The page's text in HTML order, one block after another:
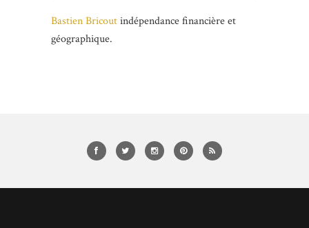
Bastien Bricoutindépendance financière et
géographique.